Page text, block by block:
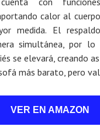
calor al
medida. El
simultánea, por
se elevará, creando
más barato, pero
VER EN AMAZON